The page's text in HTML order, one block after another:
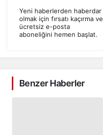
Yeni haberlerden haberdar
olmak için fırsatı kaçırma ve
ücretsiz e-posta
aboneliğini hemen başlat.
Benzer Haberler